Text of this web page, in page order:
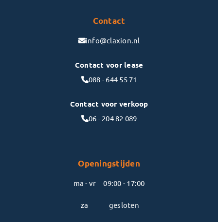
Contact
info@claxion.nl
Contact voor lease
088 - 644 55 71
Contact voor verkoop
06 - 204 82 089
Openingstijden
ma - vr 09:00 - 17:00
za gesloten